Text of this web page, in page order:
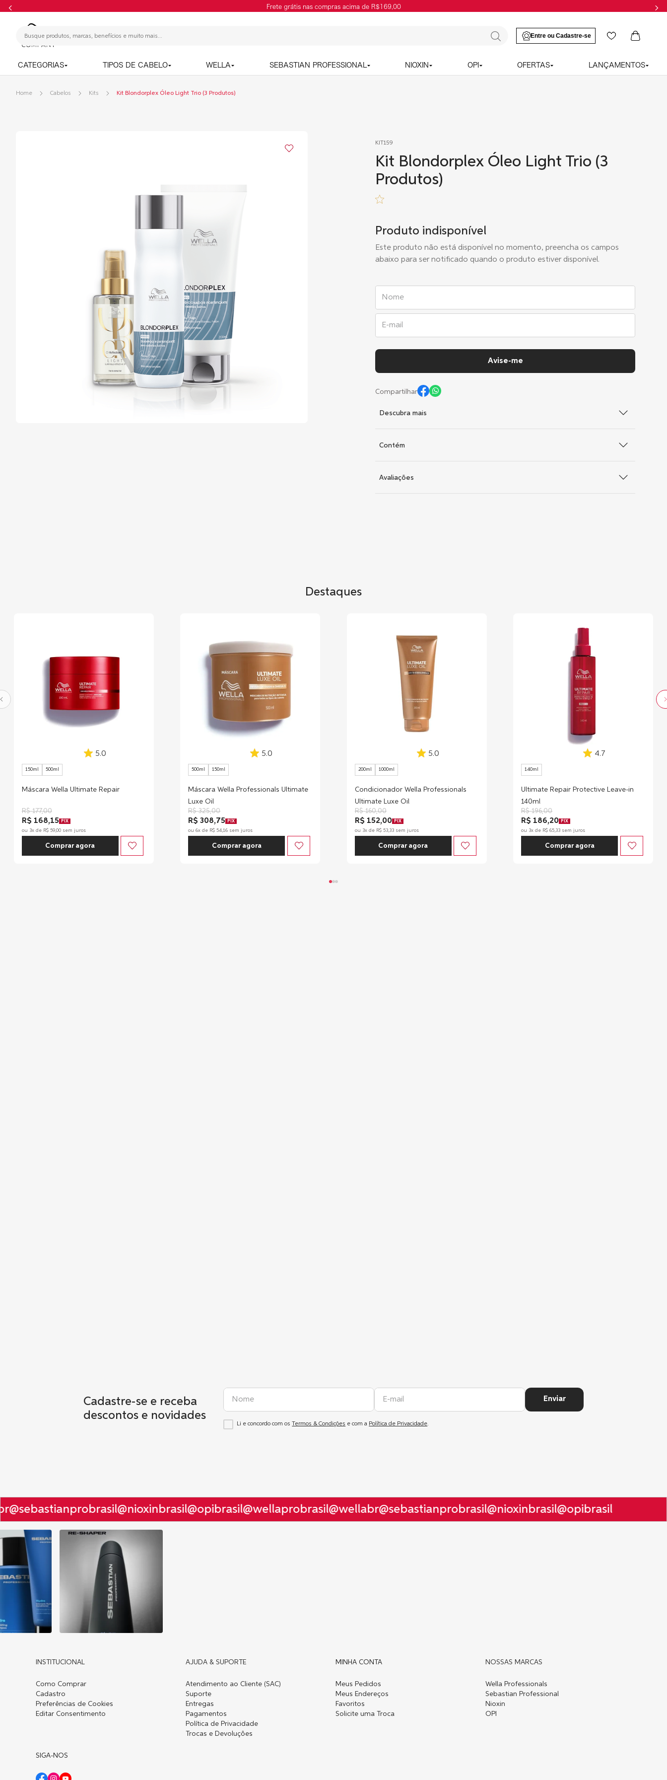
Frete grátis nas compras acima de R$169,00
CATEGORIAS TIPOS DE CABELO WELLA SEBASTIAN PROFESSIONAL NIOXIN OPI OFERTAS LANÇAMENTOS
Cabelos Kits Kit Blondorplex Óleo Light Trio (3 Produtos)
KIT159
Kit Blondorplex Óleo Light Trio (3
Produtos)
Produto indisponível
Este produto não está disponível no momento, preencha os campos
abaixo para ser notificado quando o produto estiver disponível.
Compartilhar
Descubra mais
Contém
Avaliações
Destaques
5.0
150ml 500ml
Máscara Wella Ultimate Repair
R$ 177,00
R$ 168,15 PIX
ou 3x de R$ 59,00sem juros
Comprar agora
5.0
500ml 150ml
Máscara Wella Professionals Ultimate
Luxe Oil
R$ 325,00
R$ 308,75 PIX
ou6x de R$ 54,16 sem juros
Comprar agora
5.0
200ml 1000ml
Condicionador Wella Professionals
Ultimate Luxe Oil
R$ 160,00
R$ 152,00 PIX
ou 3x de R$ 53,33sem juros
Comprar agora
4.7
140ml
Ultimate Repair Protective Leave-in
140ml
R$ 196,00
R$ 186,20 PIX
ou 3x de R$ 65,33 sem juros
Comprar agora
Cadastre-se e receba
descontos e novidades
Enviar
Li e concordo com os Termos & Condições e com a Política de Privacidade.
@sebastianprobrasil@nioxinbrasil@opibrasil@wellaprobrasil@wellabr@sebastianprobrasil@nioxinbrasil@opibrasil
INSTITUCIONAL
Como Comprar
Cadastro
Preferências de Cookies
Editar Consentimento
AJUDA & SUPORTE
Atendimento ao Cliente (SAC)
Suporte
Entregas
Pagamentos
Política de Privacidade
Trocas e Devoluções
MINHA CONTA
Meus Pedidos
Meus Endereços
Favoritos
Solicite uma Troca
NOSSAS MARCAS
Wella Professionals
Sebastian Professional
Nioxin
OPI
SIGA-NOS